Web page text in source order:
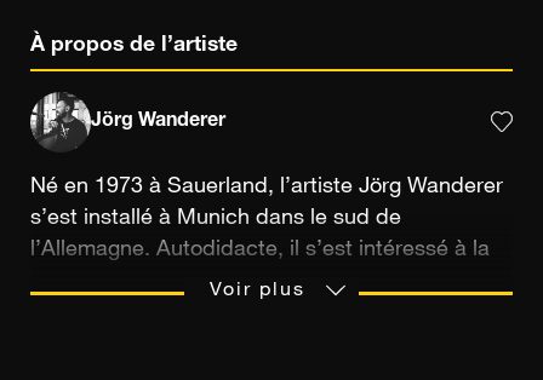
À propos de l’artiste
Jörg Wanderer
Né en 1973 à Sauerland, l’artiste Jörg Wanderer
s’est installé à Munich dans le sud de
l’Allemagne. Autodidacte, il s’est intéressé à la
photographie dès l’enfance, prenant exemple
Voir plus